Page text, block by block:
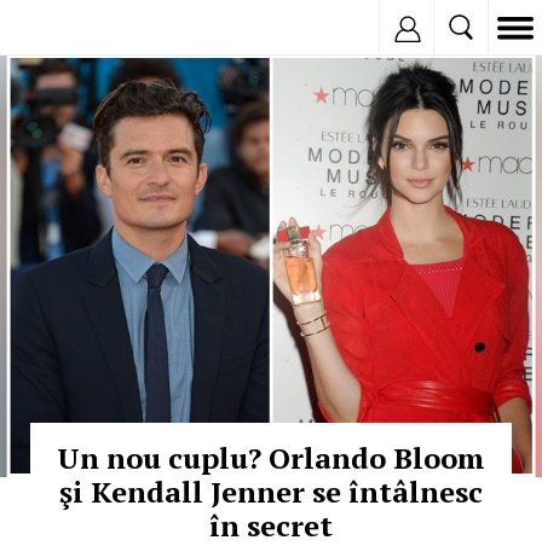
© Copyright: HEPTA
Un nou cuplu? Orlando Bloom
şi Kendall Jenner se întâlnesc
în secret